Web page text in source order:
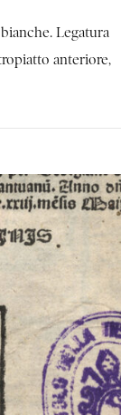
Legatura
anteriore,